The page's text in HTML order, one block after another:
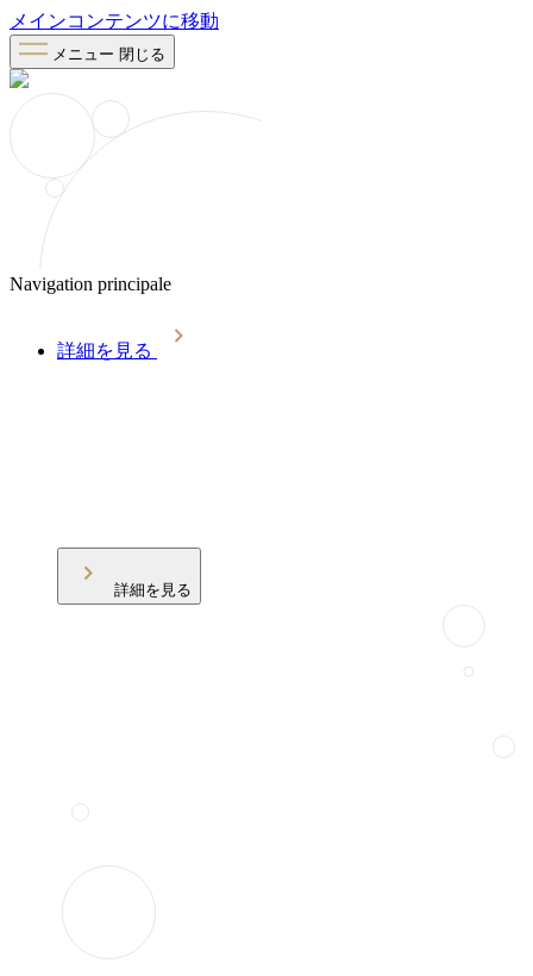
メインコンテンツに移動
メニュー 閉じる
Navigation principale
詳細を見る
詳細を見る